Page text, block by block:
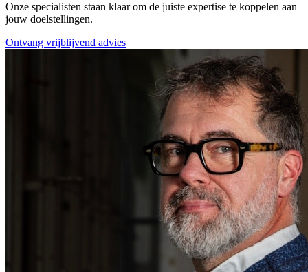
Onze specialisten staan klaar om de juiste expertise te koppelen aan
jouw doelstellingen.
Ontvang vrijblijvend advies